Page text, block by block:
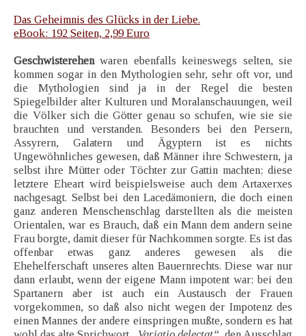
Das Geheimnis des Glücks in der Liebe.
eBook: 192 Seiten, 2,99 Euro
Geschwisterehenwaren ebenfalls keineswegs selten, sie
kommen sogar in den Mythologien sehr, sehr oft vor, und
die Mythologien sind ja in der Regel die besten
Spiegelbilder alter Kulturen und Moralanschauungen, weil
die Völker sich die Götter genau so schufen, wie sie sie
brauchten und verstanden. Besonders bei den Persern,
Assyrern, Galatern und Ägyptern ist es nichts
Ungewöhnliches gewesen, daß Männer ihre Schwestern, ja
selbst ihre Mütter oder Töchter zur Gattin machten; diese
letztere Eheart wird beispielsweise auch dem Artaxerxes
nachgesagt. Selbst bei den Lacedämoniern, die doch einen
ganz anderen Menschenschlag darstellten als die meisten
Orientalen, war es Brauch, daß ein Mann dem andern seine
Frau borgte, damit dieser für Nachkommen sorgte. Es ist das
offenbar etwas ganz anderes gewesen als die
Ehehelferschaft unseres alten Bauernrechts. Diese war nur
dann erlaubt, wenn der eigene Mann impotent war; bei den
Spartanern aber ist auch ein Austausch der Frauen
vorgekommen, so daß also nicht wegen der Impotenz des
einen Mannes der andere einspringen mußte, sondern es hat